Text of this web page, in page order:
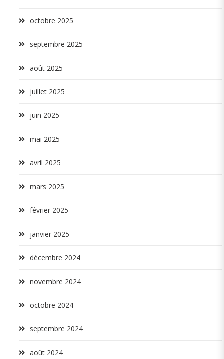
octobre 2025
septembre 2025
août 2025
juillet 2025
juin 2025
mai 2025
avril 2025
mars 2025
février 2025
janvier 2025
décembre 2024
novembre 2024
octobre 2024
septembre 2024
août 2024